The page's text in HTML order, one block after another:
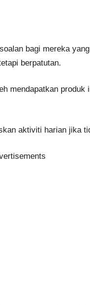
bagi mereka
berpatutan.
mendapatkan produk
aktiviti harian jika